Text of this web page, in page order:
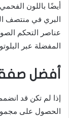
أيضًا باللون
البري في منتصف
عناصر التحكم
المفضلة عبر
أفضل
إذا لم تكن قد